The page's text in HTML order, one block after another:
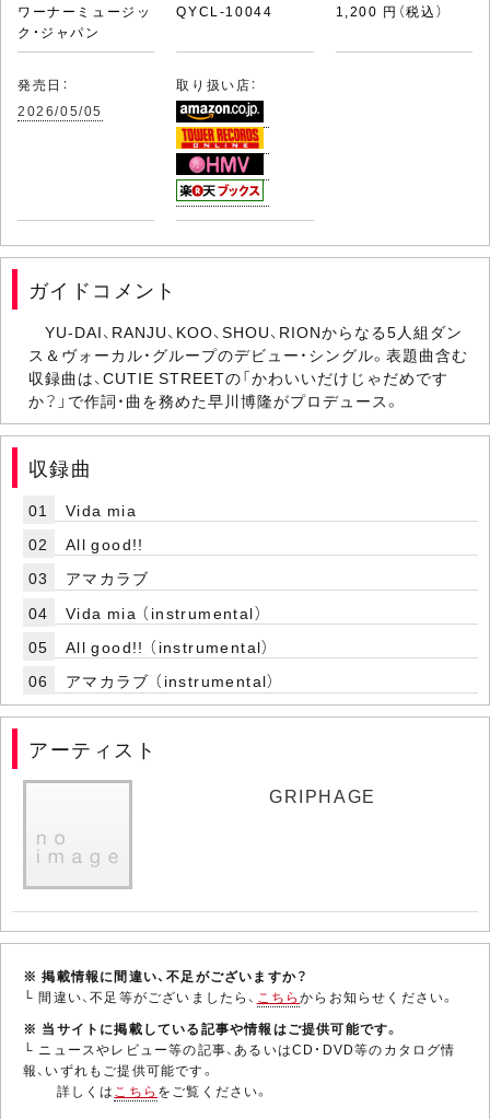
ワーナーミュージッ
ク・ジャパン
QYCL-10044
1,200 円（税込）
発売日：
2026/05/05
取り扱い店：
ガイドコメント
YU-DAI、RANJU、KOO、SHOU、RIONからなる5人組ダン
ス＆ヴォーカル・グループのデビュー・シングル。表題曲含む
収録曲は、CUTIE STREETの「かわいいだけじゃだめです
か？」で作詞・曲を務めた早川博隆がプロデュース。
収録曲
01
Vida mia
02
All good!!
03
アマカラブ
04
Vida mia （instrumental）
05
All good!! （instrumental）
06
アマカラブ （instrumental）
アーティスト
GRIPHAGE
※ 掲載情報に間違い、不足がございますか？
└ 間違い、不足等がございましたら、 こちらからお知らせください。
※ 当サイトに掲載している記事や情報はご提供可能です。
└ ニュースやレビュー等の記事、あるいはCD・DVD等のカタログ情
報、いずれもご提供可能です。
詳しくはこちら をご覧ください。